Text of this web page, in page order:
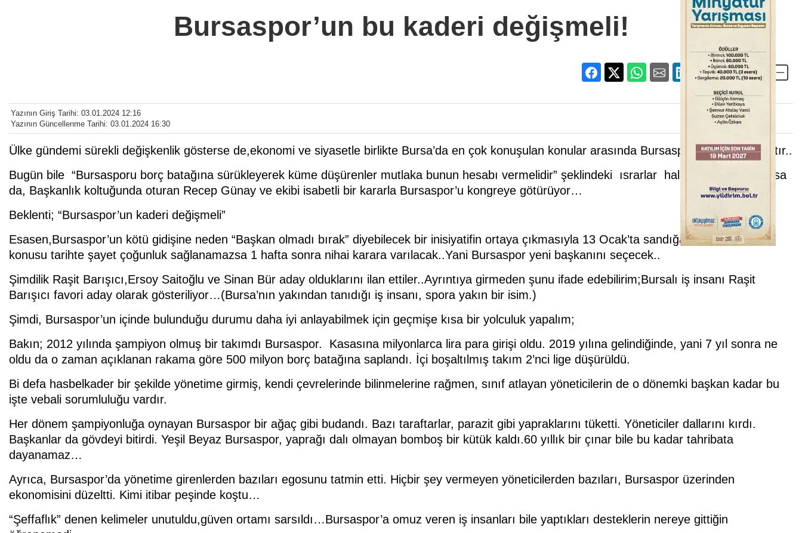
Bursaspor’un bu kaderi değişmeli!
Yazının Giriş Tarihi: 03.01.2024 12:16
Yazının Güncellenme Tarihi: 03.01.2024 16:30
Ülke gündemi sürekli değişkenlik gösterse de,ekonomi ve siyasetle birlikte Bursa’da en çok konuşulan konular arasında Bursaspor ilk sırayı almıştır..
Bugün bile “Bursasporu borç batağına sürükleyerek küme düşürenler mutlaka bunun hesabı vermelidir” şeklindeki ısrarlar hala devam ediyor olsa
da, Başkanlık koltuğunda oturan Recep Günay ve ekibi isabetli bir kararla Bursaspor’u kongreye götürüyor…
Beklenti; “Bursaspor’un kaderi değişmeli”
Esasen,Bursaspor’un kötü gidişine neden “Başkan olmadı bırak” diyebilecek bir inisiyatifin ortaya çıkmasıyla 13 Ocak’ta sandığa gidilecek..Söz
konusu tarihte şayet çoğunluk sağlanamazsa 1 hafta sonra nihai karara varılacak..Yani Bursaspor yeni başkanını seçecek..
Şimdilik Raşit Barışıcı,Ersoy Saitoğlu ve Sinan Bür aday olduklarını ilan ettiler..Ayrıntıya girmeden şunu ifade edebilirim;Bursalı iş insanı Raşit
Barışıcı favori aday olarak gösteriliyor…(Bursa’nın yakından tanıdığı iş insanı, spora yakın bir isim.)
Şimdi, Bursaspor’un içinde bulunduğu durumu daha iyi anlayabilmek için geçmişe kısa bir yolculuk yapalım;
Bakın; 2012 yılında şampiyon olmuş bir takımdı Bursaspor. Kasasına milyonlarca lira para girişi oldu. 2019 yılına gelindiğinde, yani 7 yıl sonra ne
oldu da o zaman açıklanan rakama göre 500 milyon borç batağına saplandı. İçi boşaltılmış takım 2’nci lige düşürüldü.
Bi defa hasbelkader bir şekilde yönetime girmiş, kendi çevrelerinde bilinmelerine rağmen, sınıf atlayan yöneticilerin de o dönemki başkan kadar bu
işte vebali sorumluluğu vardır.
Her dönem şampiyonluğa oynayan Bursaspor bir ağaç gibi budandı. Bazı taraftarlar, parazit gibi yapraklarını tüketti. Yöneticiler dallarını kırdı.
Başkanlar da gövdeyi bitirdi. Yeşil Beyaz Bursaspor, yaprağı dalı olmayan bomboş bir kütük kaldı.60 yıllık bir çınar bile bu kadar tahribata
dayanamaz…
Ayrıca, Bursaspor’da yönetime girenlerden bazıları egosunu tatmin etti. Hiçbir şey vermeyen yöneticilerden bazıları, Bursaspor üzerinden
ekonomisini düzeltti. Kimi itibar peşinde koştu…
“Şeffaflık” denen kelimeler unutuldu,güven ortamı sarsıldı…Bursaspor’a omuz veren iş insanları bile yaptıkları desteklerin nereye gittiğin